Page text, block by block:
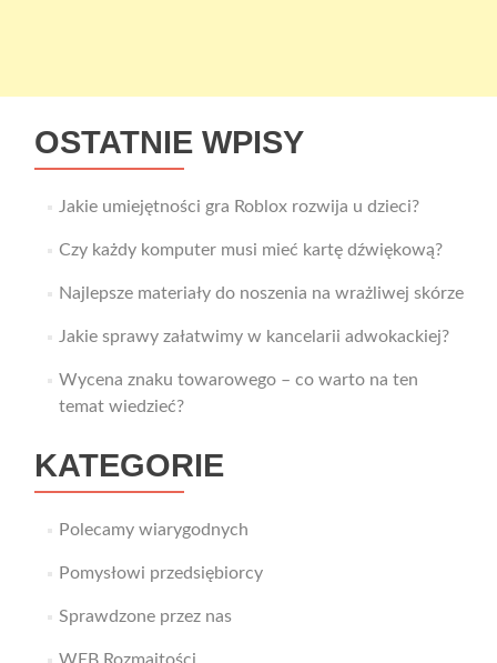
OSTATNIE WPISY
Jakie umiejętności gra Roblox rozwija u dzieci?
Czy każdy komputer musi mieć kartę dźwiękową?
Najlepsze materiały do noszenia na wrażliwej skórze
Jakie sprawy załatwimy w kancelarii adwokackiej?
Wycena znaku towarowego – co warto na ten
temat wiedzieć?
KATEGORIE
Polecamy wiarygodnych
Pomysłowi przedsiębiorcy
Sprawdzone przez nas